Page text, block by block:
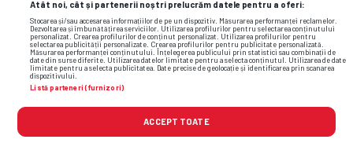
Atât noi, cât și partenerii noștri prelucrăm datele pentru a oferi:
Stocarea și/sau accesarea informațiilor de pe un dispozitiv. Măsurarea performanței reclamelor.
Dezvoltarea și îmbunătățirea serviciilor. Utilizarea profilurilor pentru selectarea conținutului
personalizat. Crearea profilurilor de conținut personalizat. Utilizarea profilurilor pentru
selectarea publicității personalizate. Crearea profilurilor pentru publicitate personalizată.
Măsurarea performanței conținutului. Înțelegerea publicului prin statistici sau combinații de
date din surse diferite. Utilizarea datelor limitate pentru a selecta conținutul. Utilizarea de date
limitate pentru a selecta publicitatea. Date precise de geolocație și identificarea prin scanarea
dispozitivului.
Listă parteneri (furnizori)
ACCEPT TOATE